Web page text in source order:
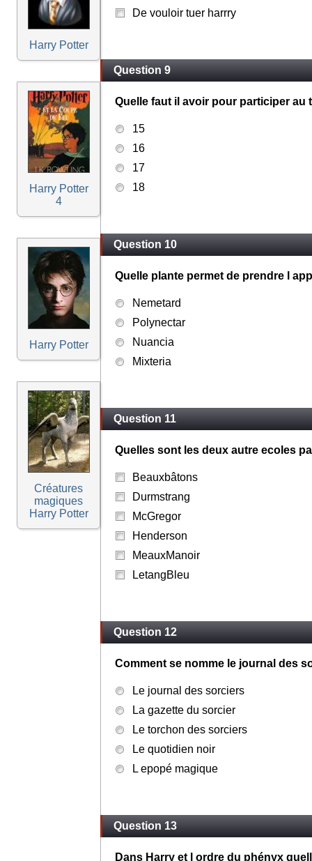
Harry Potter
Harry Potter
4
Harry Potter
Créatures
magiques
Harry Potter
De vouloir tuer harrry
Question 9
Quelle faut il avoir pour participer
15
16
17
18
Question 10
Quelle plante permet de prendre l
Nemetard
Polynectar
Nuancia
Mixteria
Question 11
Quelles sont les deux autre ecoles
Beauxbâtons
Durmstrang
McGregor
Henderson
MeauxManoir
LetangBleu
Question 12
Comment se nomme le journal des
Le journal des sorciers
La gazette du sorcier
Le torchon des sorciers
Le quotidien noir
L epopé magique
Question 13
Dans Harry et l ordre du phényx